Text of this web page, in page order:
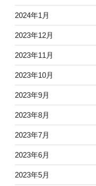
2024年1月
2023年12月
2023年11月
2023年10月
2023年9月
2023年8月
2023年7月
2023年6月
2023年5月